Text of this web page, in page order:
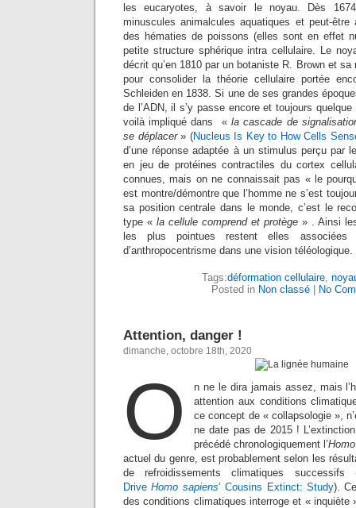
les eucaryotes, à savoir le noyau. Dès
minuscules animalcules aquatiques et peut-
des hématies de poissons (elles sont en effet
petite structure sphérique intra cellulaire. Le
décrit qu’en 1810 par un botaniste R. Brown et
pour consolider la théorie cellulaire portée
Schleiden en 1838. Si une de ses grandes
de l’ADN, il s’y passe encore et toujours quelque
voilà impliqué dans «la cascade de
se déplacer» (Nucleus Is Key to How Cells
d’une réponse adaptée à un stimulus perçu par
en jeu de protéines contractiles du cortex
connues, mais on ne connaissait pas « le
est montre/démontre que l’homme ne s’est
sa position centrale dans le monde, c’est le
type « la cellule comprend et protège » . Ainsi
les plus pointues restent elles
d’anthropocentrisme dans une vision téléologique.
Tags:déformation cellulaire,
Posted in Non classé| No
Attention, danger !
dimanche, octobre 18th, 2020
O
n ne le dira jamais assez, mais
attention aux conditions
ce concept de « collapsologie »,
ne date pas de 2015 !
précédé chronologiquement l’
actuel du genre, est probablement selon les
de refroidissements climatiques successifs
DriveHomo sapiens’ Cousins Extinct: Study).
des conditions climatiques interroge et « inquiète